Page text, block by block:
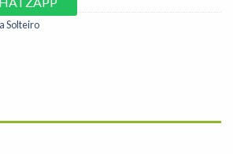
Solteiro